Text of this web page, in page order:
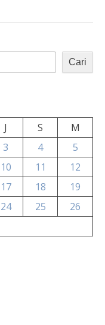
Cari
J S
M
3 4
5
10 11
12
17 18
19
24 25
26